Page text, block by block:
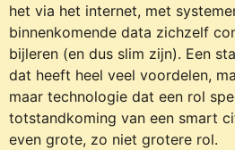
het via het internet, met
binnenkomende data zichzelf
bijleren (en dus slim zijn). Een
dat heeft heel veel voordelen,
maar technologie dat een rol
totstandkoming van een smart
even grote, zo niet grotere rol.